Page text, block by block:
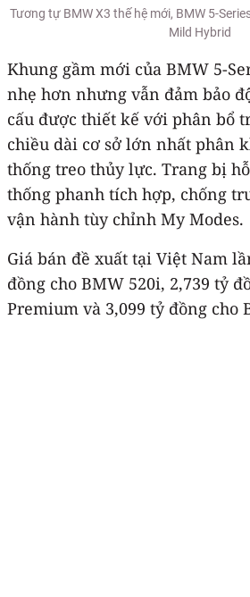
Tương tự BMW X3 thế hệ mới, BMW 5-
Mild Hybrid
Khung gầm mới của BMW 5-
nhẹ hơn nhưng vẫn đảm bảo
cấu được thiết kế với phân bổ
chiều dài cơ sở lớn nhất phân
thống treo thủy lực. Trang bị
thống phanh tích hợp, chống
vận hành tùy chỉnh My Modes.
Giá bán đề xuất tại Việt Nam
đồng cho BMW 520i, 2,739 tỷ
Premium và 3,099 tỷ đồng cho